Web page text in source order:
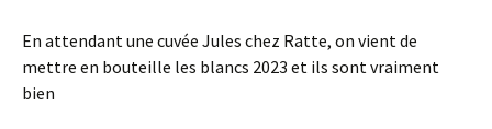
En attendant une cuvée Jules chez Ratte, on vient de
mettre en bouteille les blancs 2023 et ils sont vraiment
bien